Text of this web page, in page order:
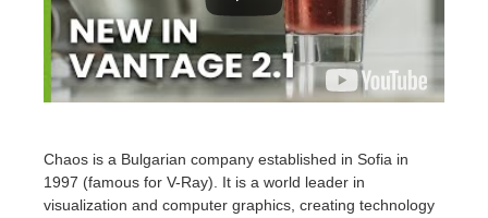
Chaos is a Bulgarian company established in Sofia in
1997 (famous for V-Ray). It is a world leader in
visualization and computer graphics, creating technology